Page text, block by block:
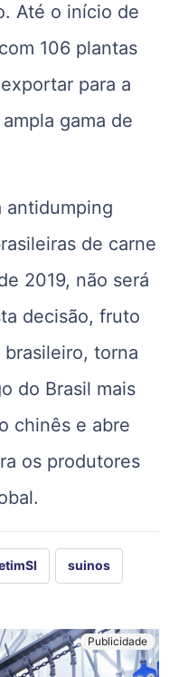
Até o início de
106 plantas
para a
gama de
antidumping
de carne
2019, não será
decisão, fruto
torna
do Brasil mais
chinês e abre
os produtores
suinos